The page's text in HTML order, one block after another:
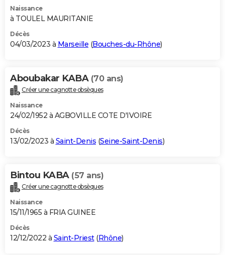
Naissance
à TOULEL MAURITANIE
Décès
04/03/2023 à Marseille (Bouches-du-Rhône)
Aboubakar KABA (70 ans)
Créer une cagnotte obsèques
Naissance
24/02/1952 à AGBOVILLE COTE D'IVOIRE
Décès
13/02/2023 à Saint-Denis (Seine-Saint-Denis)
Bintou KABA (57 ans)
Créer une cagnotte obsèques
Naissance
15/11/1965 à FRIA GUINEE
Décès
12/12/2022 à Saint-Priest(Rhône)